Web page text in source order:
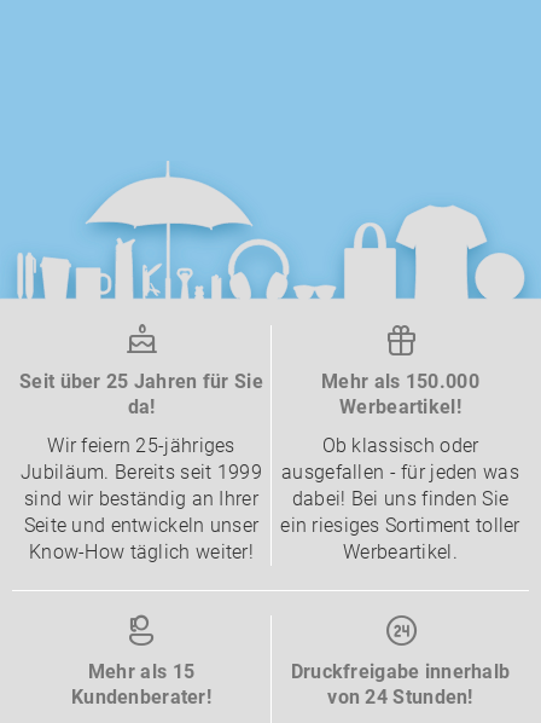
Seit über 25 Jahren für Sie
da!
Wir feiern 25-jähriges
Jubiläum. Bereits seit 1999
sind wir beständig an Ihrer
Seite und entwickeln unser
Know-How täglich weiter!
Mehr als 150.000
Werbeartikel!
Ob klassisch oder
ausgefallen - für jeden was
dabei! Bei uns finden Sie
ein riesiges Sortiment toller
Werbeartikel.
Mehr als 15
Kundenberater!
Druckfreigabe innerhalb
von 24 Stunden!